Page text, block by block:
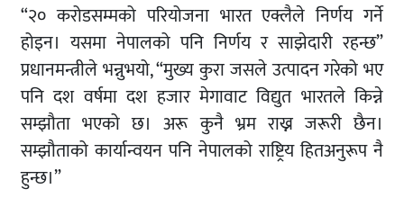
“२० करोडसम्मको परियोजना भारत एक्लैले निर्णय गर्ने
होइन। यसमा नेपालको पनि निर्णय र साझेदारी रहन्छ”
प्रधानमन्त्रीले भन्नुभयो, “मुख्य कुरा जसले उत्पादन गरेको भए
पनि दश वर्षमा दश हजार मेगावाट विद्युत भारतले किन्ने
सम्झौता भएको छ। अरू कुनै भ्रम राख्न जरूरी छैन।
सम्झौताको कार्यान्वयन पनि नेपालको राष्ट्रिय हितअनुरूप नै
हुन्छ।”